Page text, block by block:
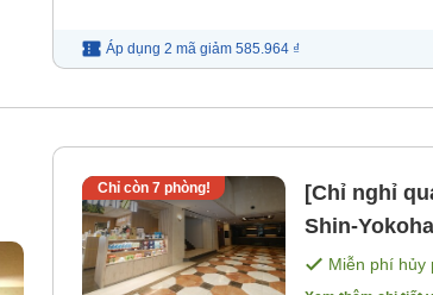
Áp dụng 2 mã giảm 585.964 ₫
Chỉ còn 7phòng!
[Chỉ nghỉ
Shin-
Tok [Không
Miễn phí hủy